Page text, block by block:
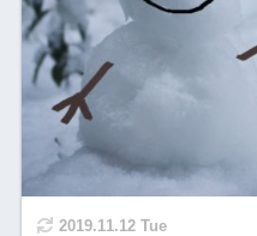
2019.11.12 Tue